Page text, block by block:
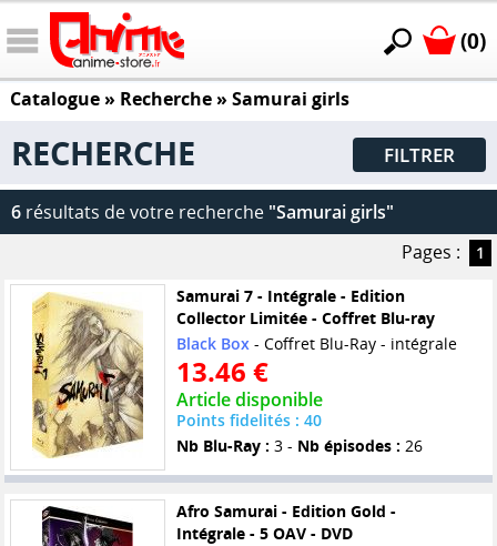
(0)
Catalogue» Recherche » Samurai girls
RECHERCHE FILTRER
6 résultats de votre recherche "Samurai girls"
Pages :
1
Samurai 7 - Intégrale - Edition
Collector Limitée - Coffret Blu-ray
Black Box- Coffret Blu-Ray - intégrale
13.46 €
Article disponible
Points fidelités : 40
Nb Blu-Ray : 3 - Nb épisodes : 26
Afro Samurai - Edition Gold -
Intégrale - 5 OAV - DVD